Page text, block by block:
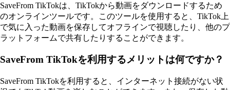
SaveFrom TikTokは、TikTokから動画をダウンロードするため
のオンラインツールです。このツールを使用すると、TikTok上
で気に入った動画を保存してオフラインで視聴したり、他のプ
ラットフォームで共有したりすることができます。
SaveFrom TikTokを利用するメリットは何ですか？
SaveFrom TikTokを利用すると、インターネット接続がない状